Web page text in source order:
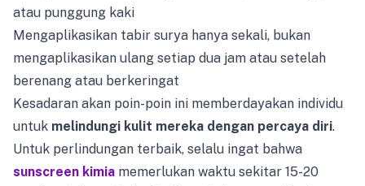
atau punggung kaki
Mengaplikasikan tabir surya hanya sekali, bukan
mengaplikasikan ulang setiap dua jam atau setelah
berenang atau berkeringat
Kesadaran akan poin-poin ini memberdayakan individu
untuk melindungi kulit mereka dengan percaya diri.
Untuk perlindungan terbaik, selalu ingat bahwa
sunscreen kimia memerlukan waktu sekitar 15-20